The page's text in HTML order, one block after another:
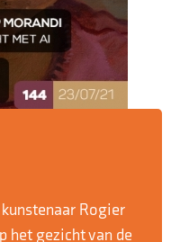
Rogier
het gezicht van de